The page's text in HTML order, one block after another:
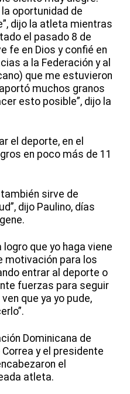
oportunidad de
dijo la atleta mientras
el pasado 8 de
fe en Dios y confié en
a la Federación y al
que me estuvieron
aportó muchos granos
esto posible”, dijo la
el deporte, en el
en poco más de 11
sirve de
dijo Paulino, días
que yo haga viene
motivación para los
entrar al deporte o
fuerzas para seguir
que ya yo pude,
Dominicana de
Correa y el presidente
el
atleta.